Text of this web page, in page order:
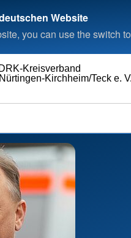
Website
you can use the switch
Nürtingen-Kirchheim/Teck e. V.
Kreisverband